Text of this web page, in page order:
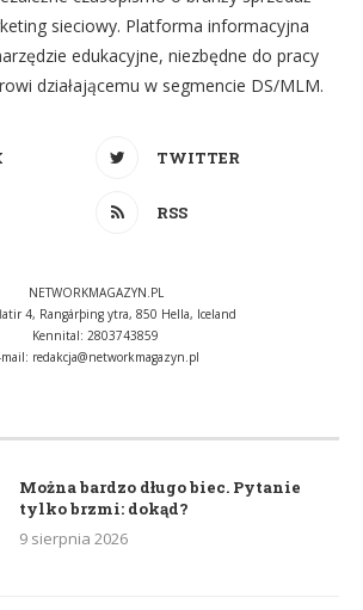
sieciowy. Platforma informacyjna
edukacyjne, niezbędne do pracy
działającemu w segmencie DS/MLM.
TWITTER
RSS
NETWORKMAGAZYN.PL
4, Rangárþing ytra, 850 Hella, Iceland
Kennital: 2803743859
redakcja@networkmagazyn.pl
Można bardzo długo biec. Pytanie
tylko brzmi: dokąd?
9 sierpnia 2026